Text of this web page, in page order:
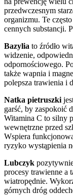
przedwczesnym
organizmu. Te
cennych substancji.
Bazylia to źródło
widzenie,
odpornościowego.
także wapnia i
polepsza trawienia i
Natka pietruszki
garść, by zaspokoić
Witamina C to silny
wewnętrzne przed
Wspiera
ryzyko wystąpienia
Lubczyk
procesy trawienne a
wiatropędnie.
górnych dróg